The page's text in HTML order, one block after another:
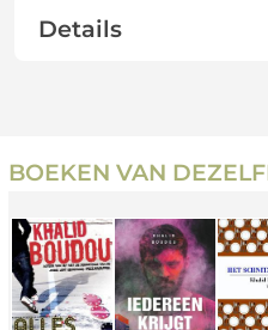
Details
BOEKEN VAN